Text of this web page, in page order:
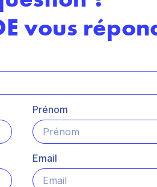
vous
Prénom
Email